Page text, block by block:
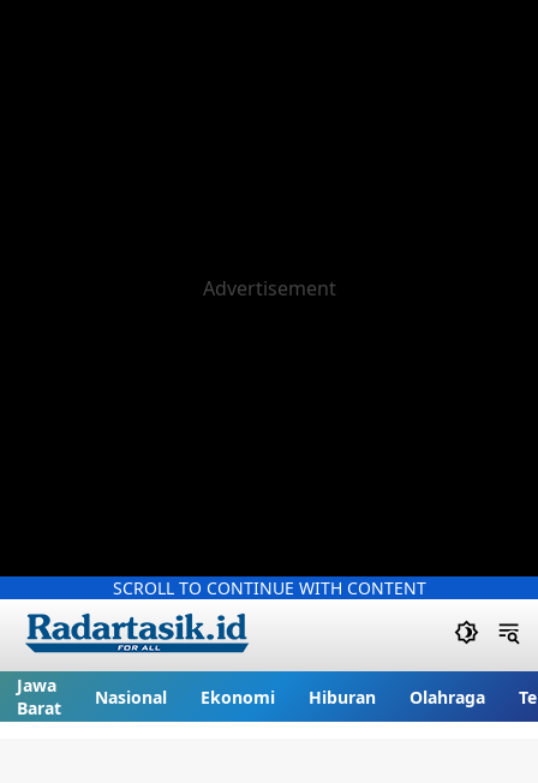
SCROLL TO CONTINUE WITH CONTENT
Jawa
Barat
Nasional Ekonomi Hiburan Olahraga